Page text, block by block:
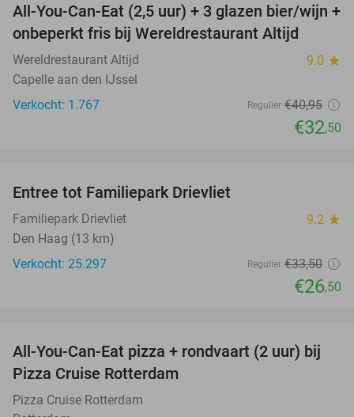
21%
All-You-Can-Eat (2,5 uur) + 3 glazen bier/wijn +
onbeperkt fris bij Wereldrestaurant Altijd
Wereldrestaurant Altijd 9.0 star
Capelle aan den IJssel
Verkocht: 1.767
Regulier €40,95
€32,50
Entree tot Familiepark Drievliet
Familiepark Drievliet 9.2 star
Den Haag (13 km)
Verkocht: 25.297
Regulier €33,50
€26,50
22%
All-You-Can-Eat pizza + rondvaart (2 uur) bij
Pizza Cruise Rotterdam
Pizza Cruise Rotterdam